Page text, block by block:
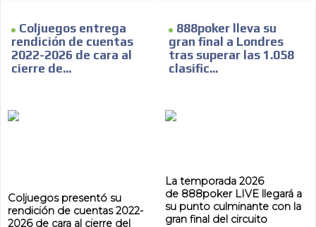
Coljuegos entrega
rendición de cuentas
2022-2026 de cara al
cierre de...
Coljuegos presentó su
rendición de cuentas 2022-
2026 de cara al cierre del
888poker lleva su
gran final a Londres
tras superar las 1.058
clasific...
La temporada 2026
de 888poker LIVE llegará a
su punto culminante con la
gran final del circuito